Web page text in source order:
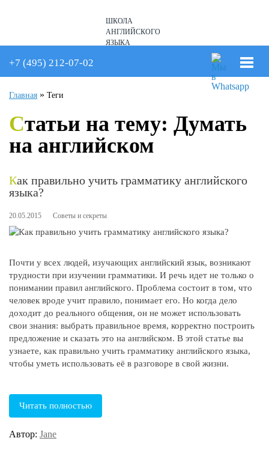
ШКОЛА
АНГЛИЙСКОГО
ЯЗЫКА
+7 (926) 234-13-29
+7 (495) 212-07-02
Главная » Теги
Статьи на тему: Думать
на английском
Как правильно учить грамматику английского
языка?
20.05.2015 Советы и секреты
Почти у всех людей, изучающих английский язык, возникают
трудности при изучении грамматики. И речь идет не только о
понимании правил английского. Проблема состоит в том, что
человек вроде учит правило, понимает его. Но когда дело
доходит до реального общения, он не может использовать
свои знания: выбрать правильное время, корректно построить
предложение и сказать это на английском. В этой статье вы
узнаете, как правильно учить грамматику английского языка,
чтобы уметь использовать её в разговоре в свой жизни.
Читать полностью
Автор: Jane